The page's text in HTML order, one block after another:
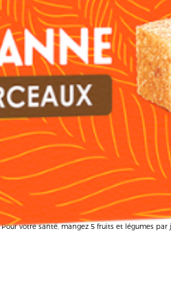
Mentions légales CGU Crédits
Pour votre santé,mangez 5 fruits et légumes par